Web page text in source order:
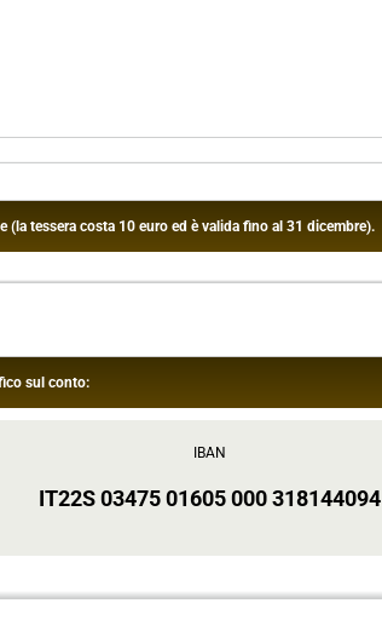
(la tessera costa 10 euro ed è valida fino al 31 dicembre).
sul conto:
IBAN
IT22S 03475 01605 000 318144094